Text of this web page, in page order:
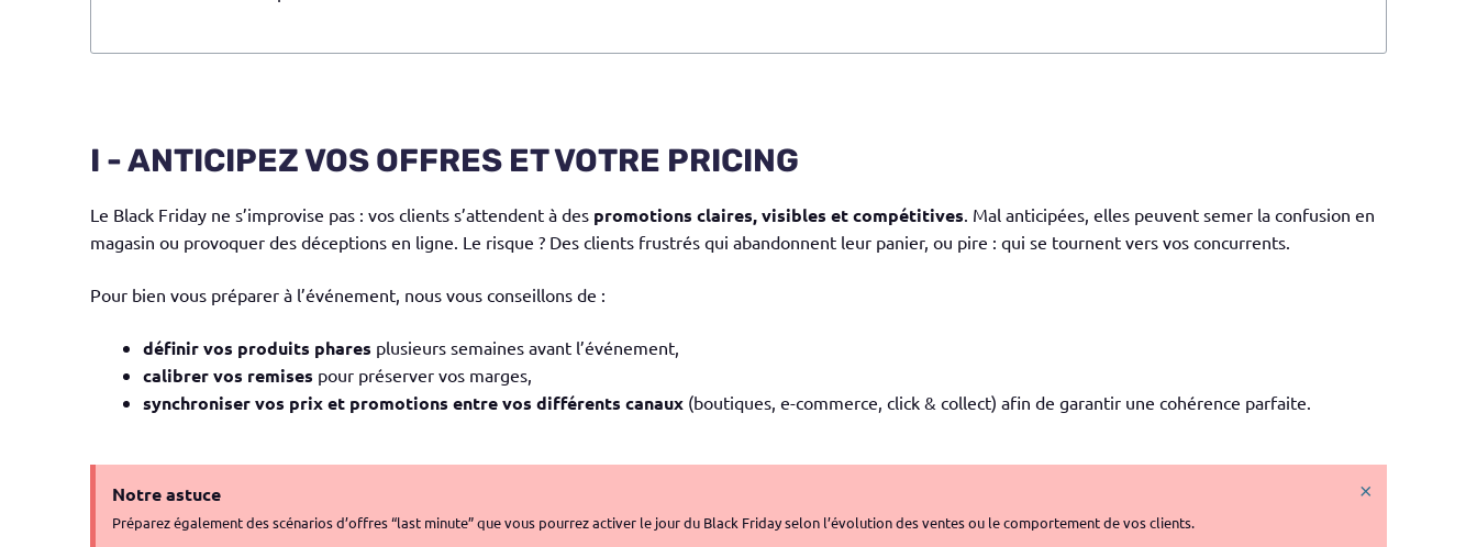
I - ANTICIPEZ VOS OFFRES ET VOTRE PRICING
Le Black Friday ne s’improvise pas : vos clients s’attendent à des promotions claires, visibles et compétitives. Mal anticipées, elles peuvent semer la confusion en
magasin ou provoquer des déceptions en ligne. Le risque ? Des clients frustrés qui abandonnent leur panier, ou pire : qui se tournent vers vos concurrents.
Pour bien vous préparer à l’événement, nous vous conseillons de :
définir vos produits phares plusieurs semaines avant l’événement,
calibrer vos remises pour préserver vos marges,
synchroniser vos prix et promotions entre vos différents canaux (boutiques, e-commerce, click & collect) afin de garantir une cohérence parfaite.
Notre astuce
Préparez également des scénarios d’offres “last minute” que vous pourrez activer le jour du Black Friday selon l’évolution des ventes ou le comportement de vos clients.
×